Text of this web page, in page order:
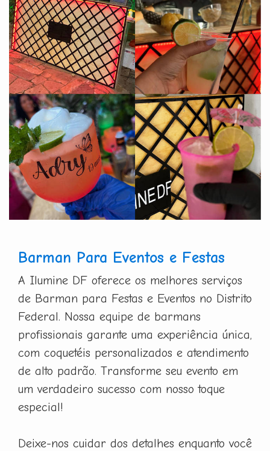
Barman Para Eventos e Festas
A Ilumine DF oferece os melhores serviços
de Barman para Festas e Eventos no Distrito
Federal. Nossa equipe de barmans
profissionais garante uma experiência única,
com coquetéis personalizados e atendimento
de alto padrão. Transforme seu evento em
um verdadeiro sucesso com nosso toque
especial!
Deixe-nos cuidar dos detalhes enquanto você